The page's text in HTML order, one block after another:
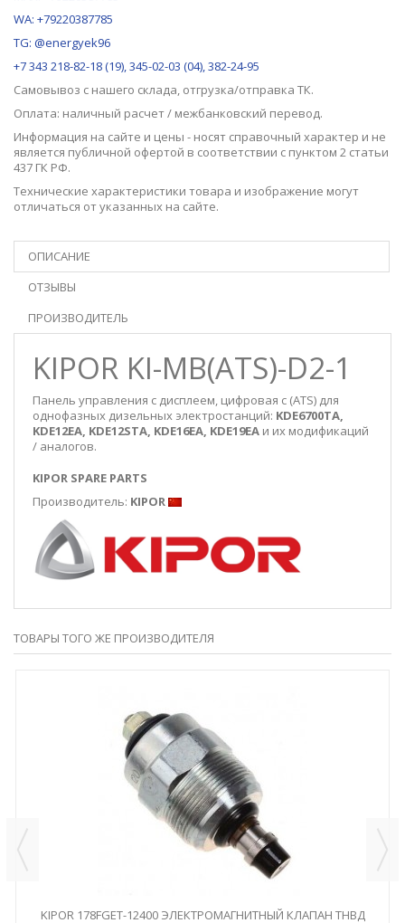
WA: +79220387785
TG: @energyek96
+7 343 218-82-18 (19), 345-02-03 (04), 382-24-95
Самовывоз с нашего склада, отгрузка/отправка ТК.
Оплата: наличный расчет / межбанковский перевод.
Информация на сайте и цены - носят справочный характер и не
является публичной офертой в соответствии с пунктом 2 статьи
437 ГК РФ.
Технические характеристики товара и изображение могут
отличаться от указанных на сайте.
ОПИСАНИЕ
ОТЗЫВЫ
ПРОИЗВОДИТЕЛЬ
KIPOR KI-MB(ATS)-D2-1
Панель управления с дисплеем, цифровая с (ATS) для
однофазных дизельных электростанций: KDE6700TA,
KDE12EA, KDE12STA, KDE16EA, KDE19EA и их модификаций
/ аналогов.
KIPOR SPARE PARTS
Производитель: KIPOR
ТОВАРЫ ТОГО ЖЕ ПРОИЗВОДИТЕЛЯ
KIPOR 178FGET-12400 ЭЛЕКТРОМАГНИТНЫЙ КЛАПАН ТНВД